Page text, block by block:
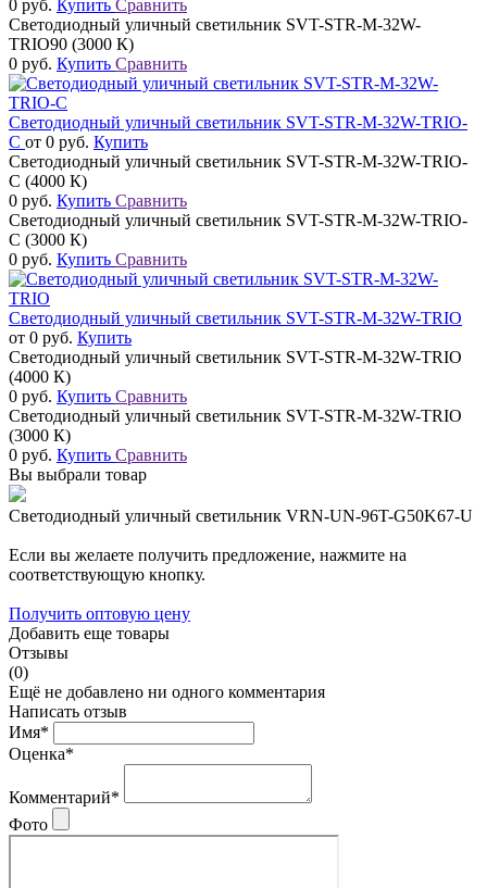
0 руб. Купить Сравнить
Светодиодный уличный светильник SVT-STR-M-32W-
TRIO90 (3000 К)
0 руб. Купить Сравнить
Светодиодный уличный светильник SVT-STR-M-32W-TRIO-
C от 0 руб. Купить
Светодиодный уличный светильник SVT-STR-M-32W-TRIO-
C (4000 К)
0 руб. Купить Сравнить
Светодиодный уличный светильник SVT-STR-M-32W-TRIO-
C (3000 К)
0 руб. Купить Сравнить
Светодиодный уличный светильник SVT-STR-M-32W-TRIO
от 0 руб. Купить
Светодиодный уличный светильник SVT-STR-M-32W-TRIO
(4000 К)
0 руб. Купить Сравнить
Светодиодный уличный светильник SVT-STR-M-32W-TRIO
(3000 К)
0 руб. Купить Сравнить
Вы выбрали товар
Светодиодный уличный светильник VRN-UN-96T-G50K67-U
Если вы желаете получить предложение, нажмите на
соответствующую кнопку.
Получить оптовую цену
Добавить еще товары
Отзывы
(0)
Ещё не добавлено ни одного комментария
Написать отзыв
Имя*
Оценка*
Комментарий*
Фото